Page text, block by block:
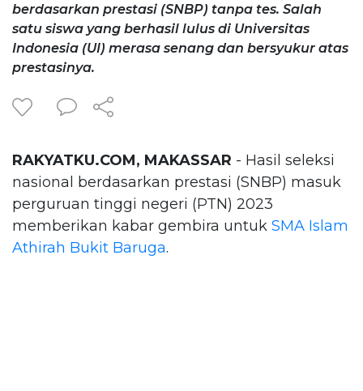
berdasarkan prestasi (SNBP) tanpa tes. Salah
satu siswa yang berhasil lulus di Universitas
Indonesia (UI) merasa senang dan bersyukur atas
prestasinya.
RAKYATKU.COM, MAKASSAR - Hasil seleksi
nasional berdasarkan prestasi (SNBP) masuk
perguruan tinggi negeri (PTN) 2023
memberikan kabar gembira untuk SMA Islam
Athirah Bukit Baruga.